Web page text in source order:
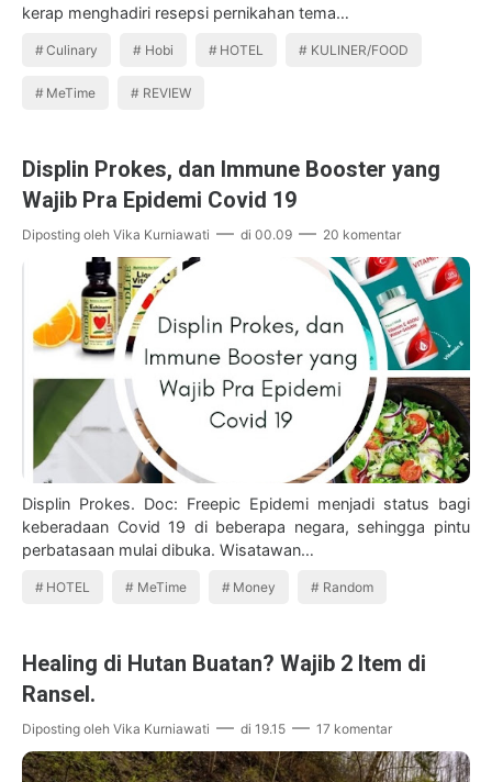
kerap menghadiri resepsi pernikahan tema…
Culinary Hobi HOTEL KULINER/FOOD
MeTime REVIEW
Displin Prokes, dan Immune Booster yang
Wajib Pra Epidemi Covid 19
Diposting oleh Vika Kurniawati di 00.09 20 komentar
Displin Prokes. Doc: Freepic Epidemi menjadi status bagi
keberadaan Covid 19 di beberapa negara, sehingga pintu
perbatasaan mulai dibuka. Wisatawan…
HOTEL MeTime Money Random
Healing di Hutan Buatan? Wajib 2 Item di
Ransel.
Diposting oleh Vika Kurniawati di 19.15 17 komentar